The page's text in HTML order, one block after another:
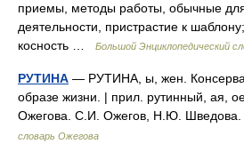
приемы, методы работы, обычные
деятельности, пристрастие к
косность …
Большой Энциклопедический
РУТИНА — РУТИНА, ы, жен.
образе жизни. | прил. рутинный, ая,
Ожегова. С.И. Ожегов, Н.Ю.
словарь Ожегова